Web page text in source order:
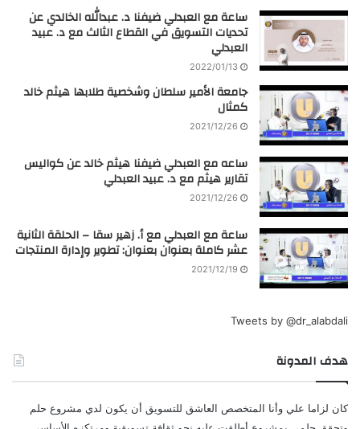
ساعة مع العبدلي ضيفنا د. عبدالله الخالدي عن
تحديات التسويق في القطاع الثالث مع د. عبيد
العبدلي
2022/01/13
جامعة الأمير سلطان وشخصية طلابها هيثم خالد
كمثال
2021/12/26
ساعه مع العبدلي ضيفنا هيثم خالد عن كواليس
تقارير هيثم مع د. عبيد العبدلي
2021/12/26
ساعة مع العبدلي مع أ. زهير سقا – الحلقة الثانية
عشر كاملة بعنوان بعنوان: تطوير وإدارة المنتجات
2021/12/19
Tweets by @dr_alabdali
هدف المدونة
كان لزاما علي وأنا المتخصص العاشق للتسويق أن يكون لدي مشروع حلم